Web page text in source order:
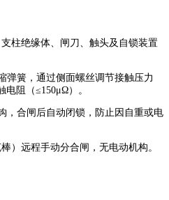
柱绝缘体、闸刀、触头及自锁装置
簧，通过侧面螺丝调节接触压力
电阻（≤150μΩ）。
，合闸后自动闭锁，防止因自重或电
）远程手动分合闸，无电动机构。